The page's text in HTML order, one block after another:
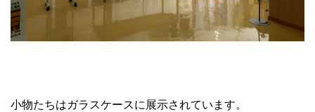
小物たちはガラスケースに展示されています。